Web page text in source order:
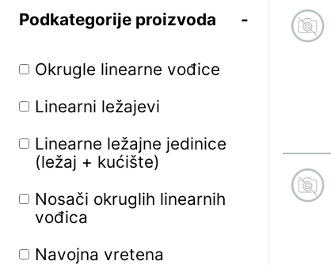
Podkategorije proizvoda
Okrugle linearne vođice
Linearni ležajevi
Linearne ležajne jedinice
(ležaj + kućište)
Nosači okruglih linearnih
vođica
Navojna vretena